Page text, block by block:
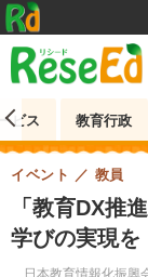
ビス 教育行政
「教育DX推
学びの実現を
日本教育情報化振興
イベント 教員